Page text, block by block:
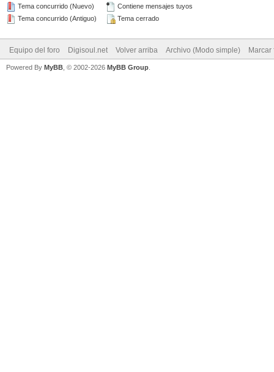
Tema concurrido (Nuevo)
Tema concurrido (Antiguo)
Contiene mensajes tuyos
Tema cerrado
Equipo del foro Digisoul.net Volver arriba Archivo (Modo simple)
Powered By MyBB , © 2002-2026 MyBB Group